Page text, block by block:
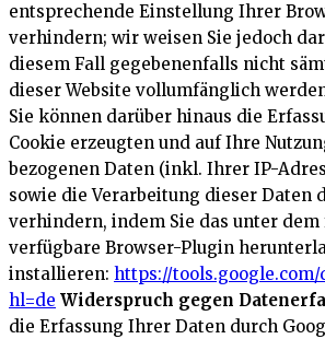
entsprechende Einstellung Ihrer
verhindern; wir weisen Sie jedoch
diesem Fall gegebenenfalls nicht
dieser Website vollumfänglich
Sie können darüber hinaus die
Cookie erzeugten und auf Ihre
bezogenen Daten (inkl. Ihrer IP-
sowie die Verarbeitung dieser Daten
verhindern, indem Sie das unter
verfügbare Browser-Plugin
installieren: https://tools.google.com/
hl=de Widerspruch gegen
die Erfassung Ihrer Daten durch